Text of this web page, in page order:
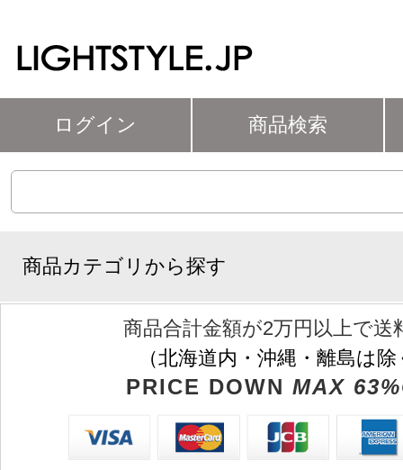
ログイン 商品検索
商品カテゴリから探す
商品合計金額が2万円以上で送
（北海道内・沖縄・離島は
PRICE DOWN MAX